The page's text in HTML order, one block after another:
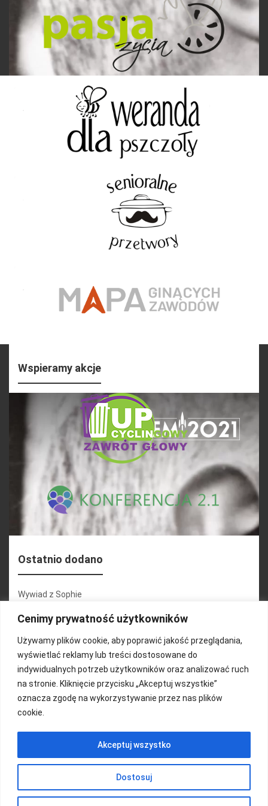
Cenimy prywatność użytkowników
Używamy plików cookie, aby poprawić jakość przeglądania,
wyświetlać reklamy lub treści dostosowane do
indywidualnych potrzeb użytkowników oraz analizować ruch
na stronie. Kliknięcie przycisku „Akceptuj wszystkie”
oznacza zgodę na wykorzystywanie przez nas plików
cookie.
Dostosuj
Akceptuj wszystko
Wspieramy akcje
Ostatnio dodano
Wywiad z Sophie
Konferencja 2.1
Martyna Wojciechowska
Relacja zdjęciowa 25.09.2024r (cz.2)
Wywiady z uczestnikami
FUNDACJA KOLOROWO